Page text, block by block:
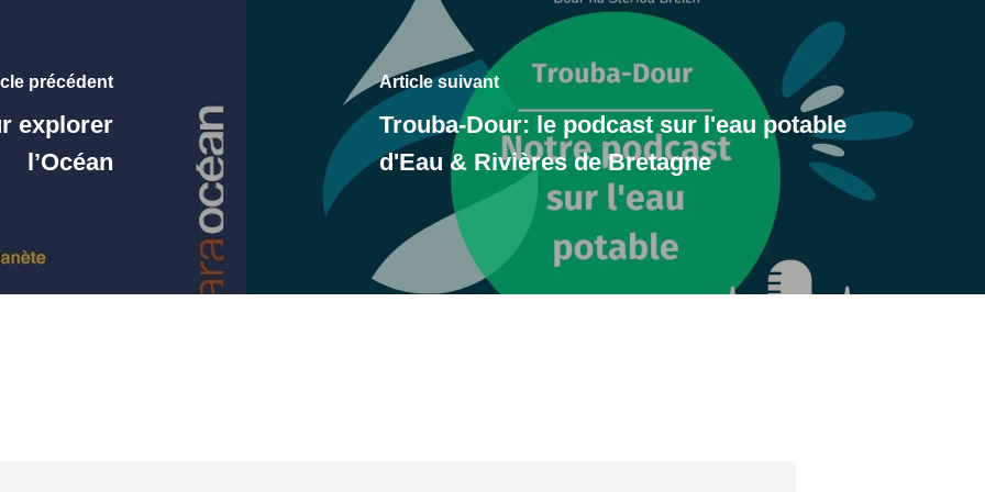
précédent
explorer
l’Océan
Article suivant
Trouba-Dour: le podcast sur l'eau potable
d'Eau & Rivières de Bretagne